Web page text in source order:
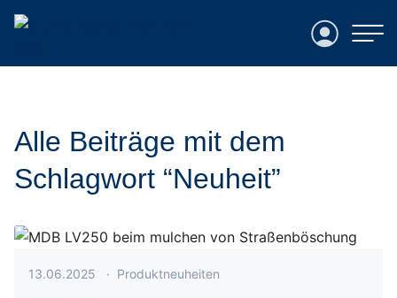
Login
Alle Beiträge mit dem
Schlagwort “Neuheit”
Veröffentlicht am 13.06.2025
13.06.2025 · Produktneuheiten